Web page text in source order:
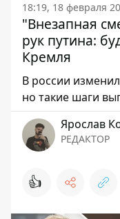
18:19, 18 февраля
"Внезапная
рук путина:
Кремля
В россии
но такие шаги
Ярослав
РЕДАКТОР
👍